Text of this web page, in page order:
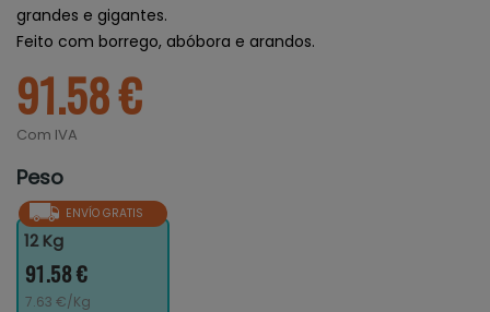
grandes e gigantes.
Feito com borrego, abóbora e arandos.
91.58 €
Com IVA
Peso
ENVÍO GRATIS
12 Kg
91.58 €
7.63 €/Kg